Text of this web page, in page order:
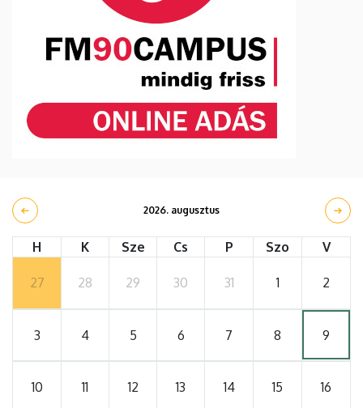
2026. augusztus
H K Sze Cs P Szo V
27 28 29 30 31 1 2
3 4 5 6 7 8 9
10 11 12 13 14 15 16